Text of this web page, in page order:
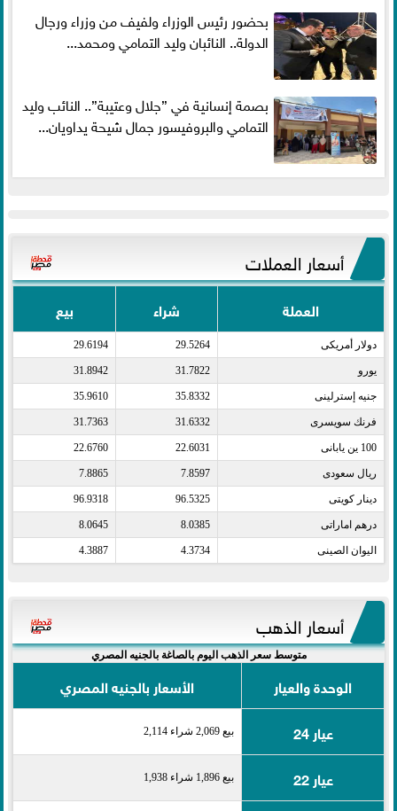
بحضور رئيس الوزراء ولفيف من وزراء ورجال
الدولة.. النائبان وليد التمامي ومحمد...
بصمة إنسانية في ”جلال وعتيبة”.. النائب وليد
التمامي والبروفيسور جمال شيحة يداويان...
أسعار العملات
العملة شراء بيع
دولار أمريكى​ 29.5264
29.6194
يورو​ 31.7822
31.8942
جنيه إسترلينى​ 35.8332
35.9610
فرنك سويسرى​ 31.6332
31.7363
100 ين يابانى​ 22.6031
22.6760
ريال سعودى​ 7.8597
7.8865
دينار كويتى​ 96.5325
96.9318
درهم اماراتى​ 8.0385
8.0645
اليوان الصينى​ 4.3734
4.3887
أسعار الذهب
متوسط سعر الذهب اليوم بالصاغة بالجنيه المصري
الوحدة والعيار
الأسعار بالجنيه المصري
عيار 24
بيع 2,069 شراء 2,114
عيار 22 بيع 1,896 شراء 1,938